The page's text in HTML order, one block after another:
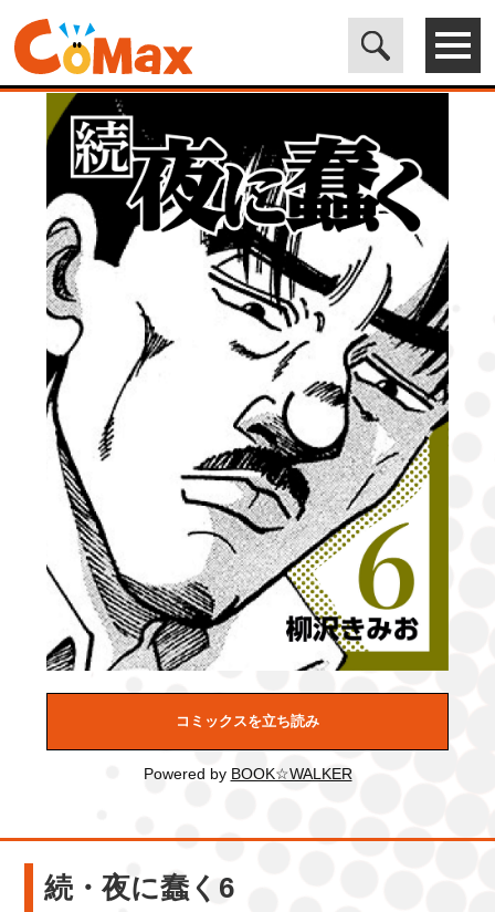
電子書籍マンガ CoMax(コマックス)公式サイト - 株式会社ICE>
LEGEND> 続・夜に蠢く6
コミックスを立ち読み
Powered by BOOK☆WALKER
続・夜に蠢く6